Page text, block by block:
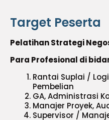
Target Peserta
Pelatihan Strategi
Para Profesional di
Rantai Suplai /
Pembelian
GA, Administrasi
Manajer Proyek,
Supervisor /